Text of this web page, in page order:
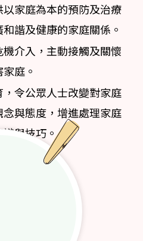
家庭為本的預防及治療
諧及健康的家庭關係。
機介入，主動接觸及關懷
庭。
，令公眾人士改變對家庭
念與態度，增進處理家庭
識與技巧。